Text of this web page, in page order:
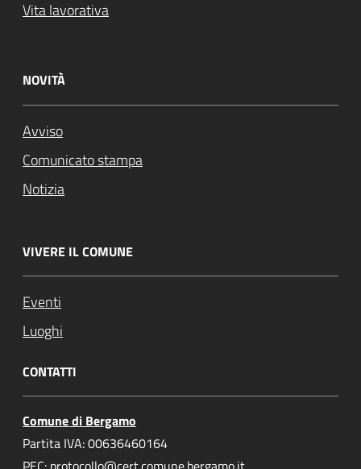
Vita lavorativa
NOVITÀ
Avviso
Comunicato stampa
Notizia
VIVERE IL COMUNE
Eventi
Luoghi
CONTATTI
Comune di Bergamo
Partita IVA: 00636460164